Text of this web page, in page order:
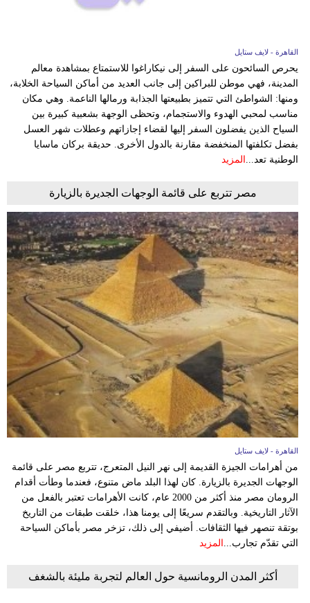
القاهرة - لايف ستايل
يحرص السائحون على السفر إلى نيكاراغوا للاستمتاع بمشاهدة معالم
المدينة، فهي موطن للبراكين إلى جانب العديد من أماكن السياحة الخلابة،
ومنها: الشواطئ التي تتميز بطبيعتها الجذابة ورمالها الناعمة. وهي مكان
مناسب لمحبي الهدوء والاستجمام، وتحظى الوجهة بشعبية كبيرة بين
السياح الذين يفضلون السفر إليها لقضاء إجازاتهم وعطلات شهر العسل
بفضل تكلفتها المنخفضة مقارنة بالدول الأخرى. حديقة بركان ماسايا
الوطنية تعد... المزيد
مصر تتربع على قائمة الوجهات الجديرة بالزيارة
القاهرة - لايف ستايل
من أهرامات الجيزة القديمة إلى نهر النيل المتعرج، تتربع مصر على قائمة
الوجهات الجديرة بالزيارة. كان لهذا البلد ماض متنوع، فعندما وطأت أقدام
الرومان مصر منذ أكثر من 2000 عام، كانت الأهرامات تعتبر بالفعل من
الآثار التاريخية. وبالتقدم سريعًا إلى يومنا هذا، خلقت طبقات من التاريخ
بوتقة تنصهر فيها الثقافات. أضيفي إلى ذلك، تزخر مصر بأماكن السياحة
التي تقدّم تجارب... المزيد
أكثر المدن الرومانسية حول العالم لتجربة مليئة بالشغف